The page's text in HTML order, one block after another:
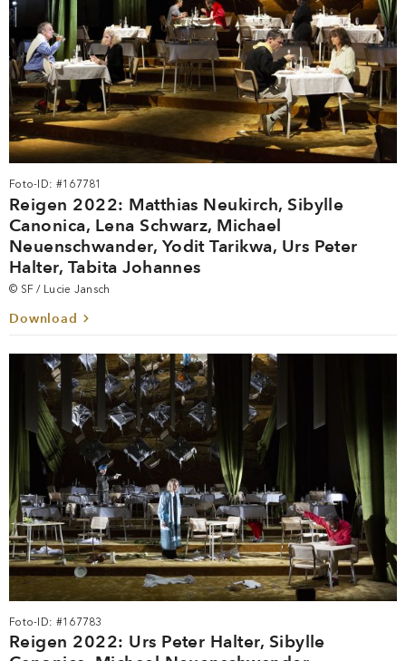
Foto-ID: #167781
Reigen 2022: Matthias Neukirch, Sibylle
Canonica, Lena Schwarz, Michael
Neuenschwander, Yodit Tarikwa, Urs Peter
Halter, Tabita Johannes
© SF / Lucie Jansch
Download
Foto-ID: #167783
Reigen 2022: Urs Peter Halter, Sibylle